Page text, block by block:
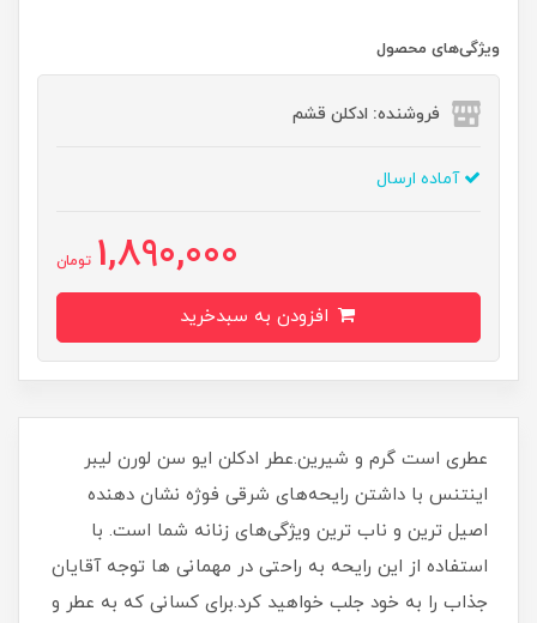
ویژگی‌های محصول
فروشنده: ادکلن قشم
آماده ارسال
1,890,000 تومان
عطری است گرم و شیرین.عطر ادکلن ایو سن لورن لیبر
اینتنس با داشتن رایحه‌های شرقی فوژه نشان دهنده
اصیل ترین و ناب ترین ویژگی‌های زنانه شما است. با
استفاده از این رایحه به راحتی در مهمانی ها توجه آقایان
جذاب را به خود جلب خواهید کرد.برای کسانی که به عطر و